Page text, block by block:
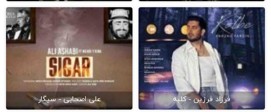
فرزاد فرزین - کلبه علی اصحابی - سیگار